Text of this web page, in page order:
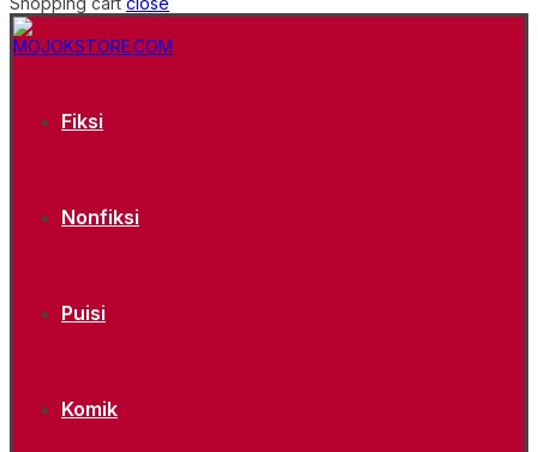
Fiksi
Nonfiksi
Puisi
Komik